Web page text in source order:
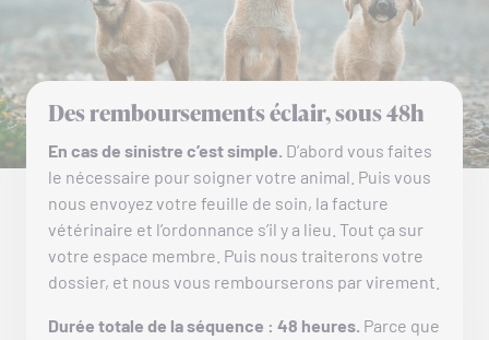
Des remboursements éclair, sous 48h
En cas de sinistre c’est simple. D’abord vous faites
le nécessaire pour soigner votre animal. Puis vous
nous envoyez votre feuille de soin, la facture
vétérinaire et l’ordonnance s’il y a lieu. Tout ça sur
votre espace membre. Puis nous traiterons votre
dossier, et nous vous rembourserons par virement.
Durée totale de la séquence : 48 heures. Parce que